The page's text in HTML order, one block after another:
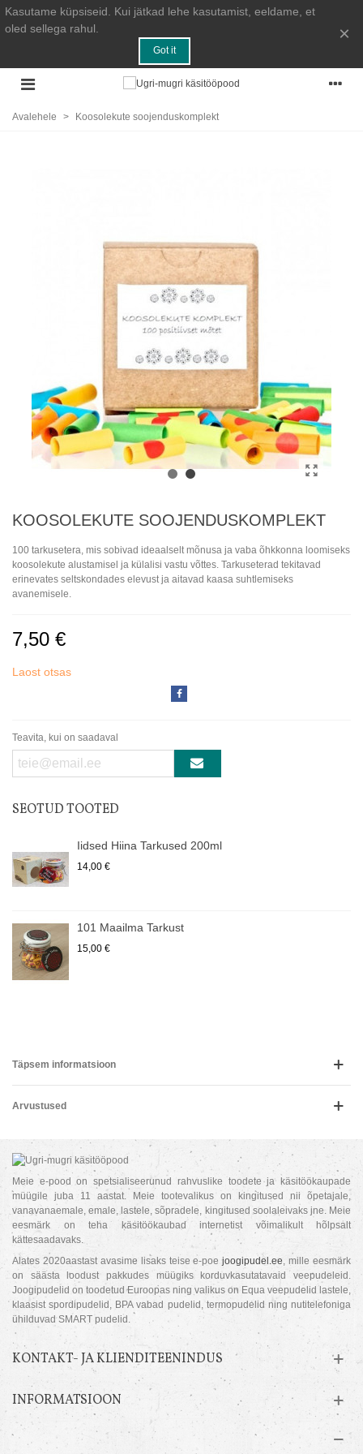
Kasutame küpsiseid. Kui jätkad lehe kasutamist, eeldame, et
oled sellega rahul.
Got it
×
Avalehele > Koosolekute soojenduskomplekt
KOOSOLEKUTE SOOJENDUSKOMPLEKT
100 tarkusetera, mis sobivad ideaalselt mõnusa ja vaba õhkkonna loomiseks
koosolekute alustamisel ja külalisi vastu võttes. Tarkuseterad tekitavad
erinevates seltskondades elevust ja aitavad kaasa suhtlemiseks
avanemisele.
7,50 €
Laost otsas
Teavita, kui on saadaval
SEOTUD TOOTED
Iidsed Hiina Tarkused 200ml
14,00 €
101 Maailma Tarkust
15,00 €
Täpsem informatsioon
Arvustused
Meie e-pood on spetsialiseerunud rahvuslike toodete ja käsitöökaupade
müügile juba 11 aastat. Meie tootevalikus on kingitused nii õpetajale,
vanavanaemale, emale, lastele, sõpradele, kingitused soolaleivaks jne. Meie
eesmärk on teha käsitöökaubad internetist võimalikult hõlpsalt
kättesaadavaks.
Alates 2020aastast avasime lisaks teise e-poejoogipudel.ee, mille eesmärk
on säästa loodust pakkudes müügiks korduvkasutatavaid veepudeleid.
Joogipudelid on toodetud Euroopas ning valikus on Equa veepudelid lastele,
klaasist spordipudelid, BPA vabad pudelid, termopudelid ning nutitelefoniga
ühilduvad SMART pudelid.
KONTAKT- JA KLIENDITEENINDUS
INFORMATSIOON